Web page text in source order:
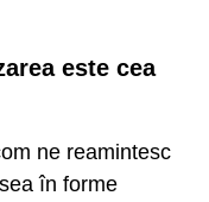
este cea
ne reamintesc
în forme